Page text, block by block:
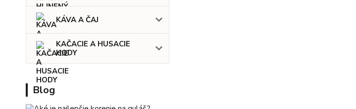
KÁVA A ČAJ
KAČACIE A HUSACIE
HODY
Blog